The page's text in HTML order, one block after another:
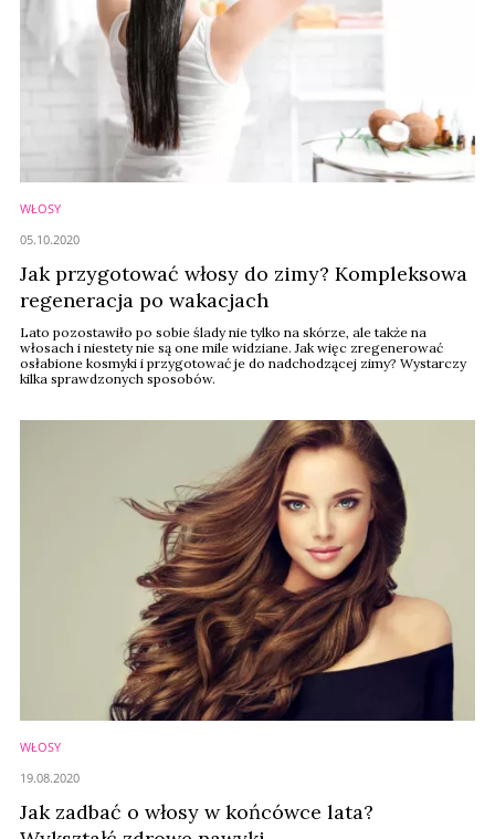
WŁOSY
Jak przygotować włosy do zimy? Kompleksowa
regeneracja po wakacjach
Lato pozostawiło po sobie ślady nie tylko na skórze, ale także na
włosach i niestety nie są one mile widziane. Jak więc zregenerować
osłabione kosmyki i przygotować je do nadchodzącej zimy? Wystarczy
kilka sprawdzonych sposobów.
05.10.2020
WŁOSY
Jak zadbać o włosy w końcówce lata?
19.08.2020